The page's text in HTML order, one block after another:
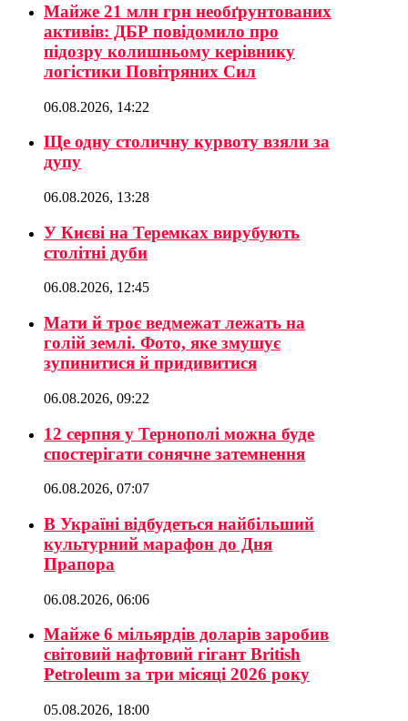
Майже 21 млн грн необґрунтованих
активів: ДБР повідомило про
підозру колишньому керівнику
логістики Повітряних Сил
06.08.2026, 14:22
Ще одну столичну курвоту взяли за
дупу
06.08.2026, 13:28
У Києві на Теремках вирубують
столітні дуби
06.08.2026, 12:45
Мати й троє ведмежат лежать на
голій землі. Фото, яке змушує
зупинитися й придивитися
06.08.2026, 09:22
12 серпня у Тернополі можна буде
спостерігати сонячне затемнення
06.08.2026, 07:07
В Україні відбудеться найбільший
культурний марафон до Дня
Прапора
06.08.2026, 06:06
Майже 6 мільярдів доларів заробив
світовий нафтовий гігант British
Petroleum за три місяці 2026 року
05.08.2026, 18:00